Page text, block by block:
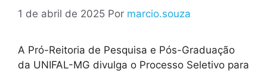
1 de abril de 2025 Por marcio.souza
A Pró-Reitoria de Pesquisa e Pós-Graduação
da UNIFAL-MG divulga o Processo Seletivo para